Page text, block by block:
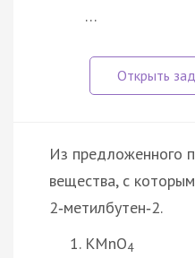
…
Из предложенного
вещества, с
2‑метилбутен‑2.
KMnO4